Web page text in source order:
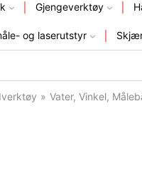
Gjengeverktøy
og laserutstyr
» Vater, Vinkel,